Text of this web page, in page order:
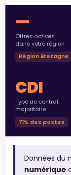
—
Offres actives
dans votre région
Région Bretagne
CDI
Type de contrat
majoritaire
71% des postes
Données du
numérique